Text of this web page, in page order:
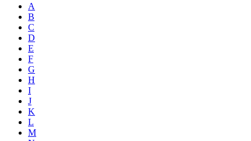
A
B
C
D
E
F
G
H
I
J
K
L
M